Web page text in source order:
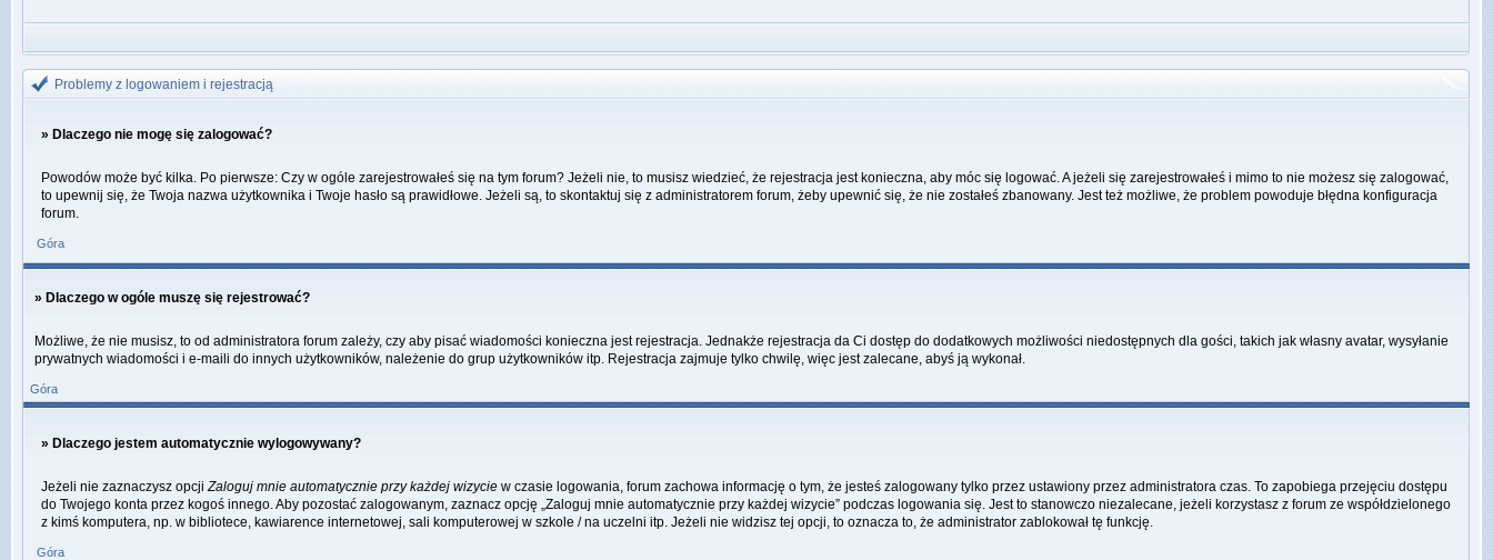
Problemy z logowaniem i rejestracją
» Dlaczego nie mogę się zalogować?
Powodów może być kilka. Po pierwsze: Czy w ogóle zarejestrowałeś się na tym forum? Jeżeli nie, to musisz wiedzieć, że rejestracja jest konieczna, aby móc się logować. A jeżeli się zarejestrowałeś i mimo to nie możesz się zalogować,
to upewnij się, że Twoja nazwa użytkownika i Twoje hasło są prawidłowe. Jeżeli są, to skontaktuj się z administratorem forum, żeby upewnić się, że nie zostałeś zbanowany. Jest też możliwe, że problem powoduje błędna konfiguracja
forum.
Góra
» Dlaczego w ogóle muszę się rejestrować?
Możliwe, że nie musisz, to od administratora forum zależy, czy aby pisać wiadomości konieczna jest rejestracja. Jednakże rejestracja da Ci dostęp do dodatkowych możliwości niedostępnych dla gości, takich jak własny avatar, wysyłanie
prywatnych wiadomości i e-maili do innych użytkowników, należenie do grup użytkowników itp. Rejestracja zajmuje tylko chwilę, więc jest zalecane, abyś ją wykonał.
Góra
» Dlaczego jestem automatycznie wylogowywany?
Jeżeli nie zaznaczysz opcjiZaloguj mnie automatycznie przy każdej wizycie w czasie logowania, forum zachowa informację o tym, że jesteś zalogowany tylko przez ustawiony przez administratora czas. To zapobiega przejęciu dostępu
do Twojego konta przez kogoś innego. Aby pozostać zalogowanym, zaznacz opcję „Zaloguj mnie automatycznie przy każdej wizycie” podczas logowania się. Jest to stanowczo niezalecane, jeżeli korzystasz z forum ze współdzielonego
z kimś komputera, np. w bibliotece, kawiarence internetowej, sali komputerowej w szkole / na uczelni itp. Jeżeli nie widzisz tej opcji, to oznacza to, że administrator zablokował tę funkcję.
Góra